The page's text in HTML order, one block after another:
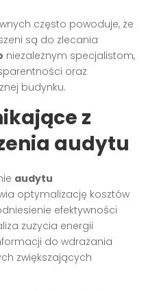
często powoduje, że
są do zlecania
niezależnym specjalistom,
oraz
budynku.
z
audytu
audytu
optymalizację kosztów
efektywności
zużycia energii
do wdrażania
zwiększających